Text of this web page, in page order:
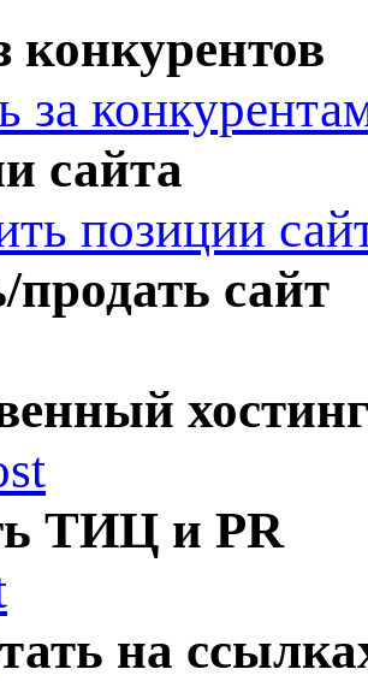
конкурентов
за
сайта
позиции
продать сайт
ТИЦ и PR
на